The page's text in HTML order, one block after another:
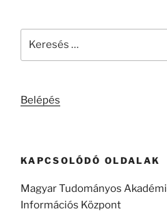
Belépés
KAPCSOLÓDÓ OLDALAK
Magyar Tudományos
Információs Központ